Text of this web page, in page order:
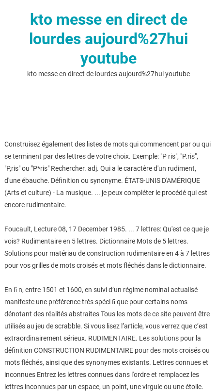
kto messe en direct de
lourdes aujourd%27hui
youtube
kto messe en direct de lourdes aujourd%27hui youtube
Construisez également des listes de mots qui commencent par ou qui
se terminent par des lettres de votre choix. Exemple: "P ris", "P.ris",
"P,ris" ou "P*ris" Rechercher. adj. Qui a le caractère d'un rudiment,
d'une ébauche. Définition ou synonyme. ÉTATS-UNIS D'AMÉRIQUE
(Arts et culture) - La musique. ... je peux compléter le procédé qui est
encore rudimentaire.
Foucault, Lecture 08, 17 December 1985. ... 7 lettres: Qu'est ce que je
vois? Rudimentaire en 5 lettres. Dictionnaire Mots de 5 lettres.
Solutions pour matériau de construction rudimentaire en 4 à 7 lettres
pour vos grilles de mots croisés et mots fléchés dans le dictionnaire.
En ﬁ n, entre 1501 et 1600, en suivi d’un régime nominal actualisé
manifeste une préférence très spéci ﬁ que pour certains noms
dénotant des réalités abstraites Tous les mots de ce site peuvent être
utilisés au jeu de scrabble. Si vous lisez l’article, vous verrez que c’est
extraordinairement sérieux. RUDIMENTAIRE. Les solutions pour la
définition CONSTRUCTION RUDIMENTAIRE pour des mots croisés ou
mots fléchés, ainsi que des synonymes existants. Lettres connues et
inconnues Entrez les lettres connues dans l'ordre et remplacez les
lettres inconnues par un espace, un point, une virgule ou une étoile.